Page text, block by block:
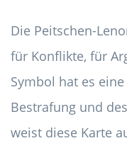
Die Peitschen-
für Konflikte, für
Symbol hat es
Bestrafung und
weist diese Karte